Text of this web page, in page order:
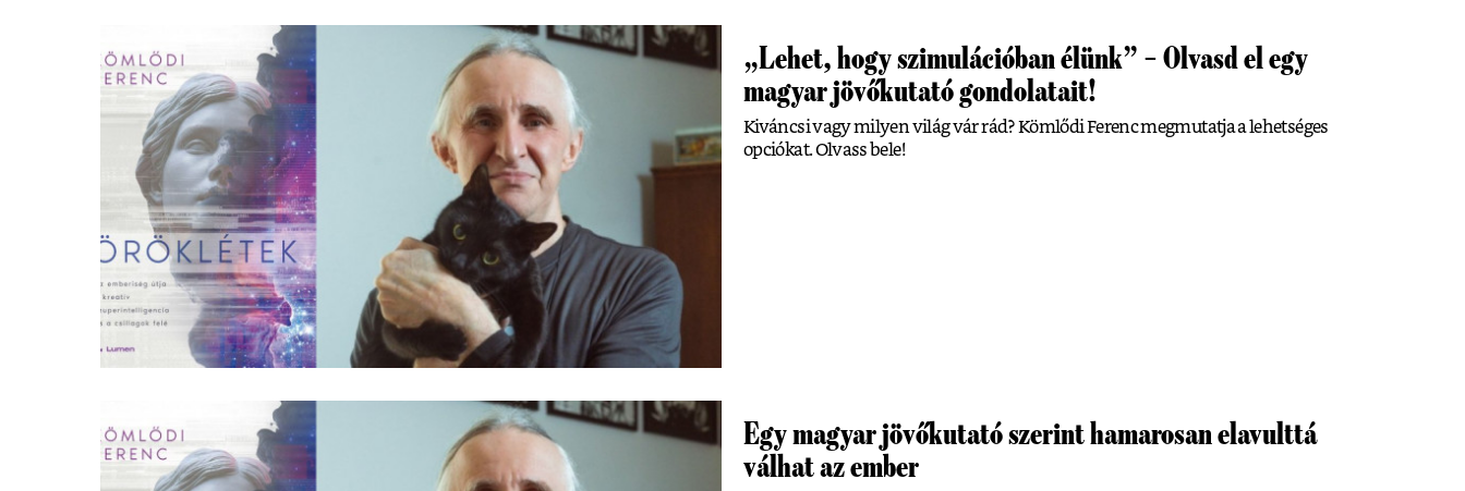
„Lehet, hogy szimulációban élünk” – Olvasd el egy
magyar jövőkutató gondolatait!
Kiváncsi vagy milyen világ vár rád? Kömlődi Ferenc megmutatja a lehetséges
opciókat. Olvass bele!
Egy magyar jövőkutató szerint hamarosan elavulttá
válhat az ember